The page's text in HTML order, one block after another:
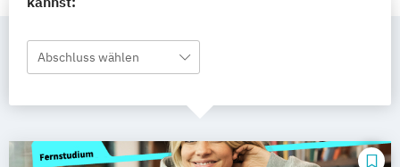
Abschluss wählen